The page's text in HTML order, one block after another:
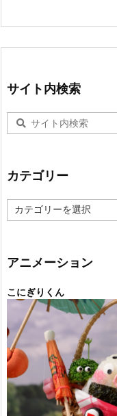
サイト内検索
カテゴリー
テ
ー
アニメーション
こにぎりくん